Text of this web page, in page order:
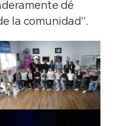
dé
la comunidad”.